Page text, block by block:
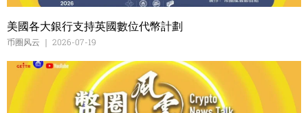
美國各大銀行支持英國數位代幣計劃
币圈风云 2026-07-19